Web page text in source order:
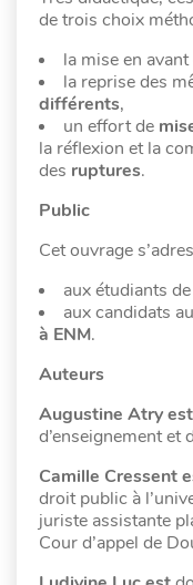
de trois choix
la mise en avant
la reprise des
différents,
un effort de
la réflexion et la
des ruptures.
Public
Cet ouvrage
aux étudiants de
aux candidats au
à ENM.
Auteurs
Augustine Atry est
d’enseignement et
Camille Cressent
droit public à
juriste assistante
Cour d’appel de